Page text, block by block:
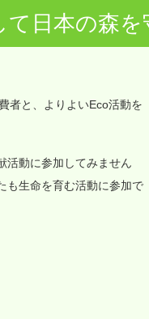
日本の森を
者と、よりよいEco活動を
活動に参加してみません
も生命を育む活動に参加で